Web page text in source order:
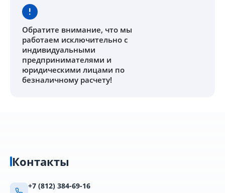
Обратите внимание, что мы
работаем исключительно с
индивидуальными
предпринимателями и
юридическими лицами по
безналичному расчету!
Контакты
+7 (812) 384-69-16